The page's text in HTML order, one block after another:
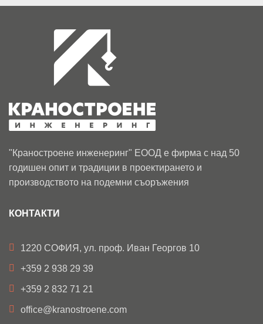
"Краностроене инженеринг" ЕООД е фирма с над 50
годишен опит и традиции в проектирането и
производството на подемни съоръжения
КОНТАКТИ
1220 СОФИЯ, ул. проф. Иван Георгов 10
+359 2 938 29 39
+359 2 832 71 21
office@kranostroene.com